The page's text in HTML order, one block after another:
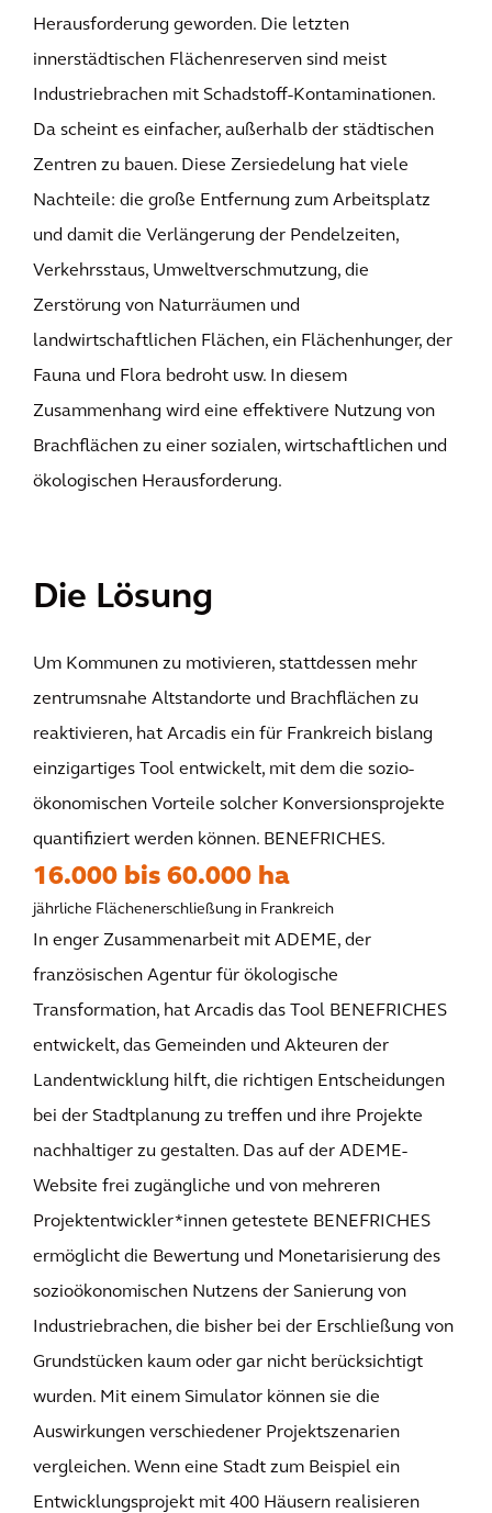
Herausforderung geworden. Die letzten
innerstädtischen Flächenreserven sind meist
Industriebrachen mit Schadstoff-Kontaminationen.
Da scheint es einfacher, außerhalb der städtischen
Zentren zu bauen. Diese Zersiedelung hat viele
Nachteile: die große Entfernung zum Arbeitsplatz
und damit die Verlängerung der Pendelzeiten,
Verkehrsstaus, Umweltverschmutzung, die
Zerstörung von Naturräumen und
landwirtschaftlichen Flächen, ein Flächenhunger, der
Fauna und Flora bedroht usw. In diesem
Zusammenhang wird eine effektivere Nutzung von
Brachflächen zu einer sozialen, wirtschaftlichen und
ökologischen Herausforderung.
Die Lösung
Um Kommunen zu motivieren, stattdessen mehr
zentrumsnahe Altstandorte und Brachflächen zu
reaktivieren, hat Arcadis ein für Frankreich bislang
einzigartiges Tool entwickelt, mit dem die sozio-
ökonomischen Vorteile solcher Konversionsprojekte
quantifiziert werden können. BENEFRICHES.
16.000 bis 60.000 ha
jährliche Flächenerschließung in Frankreich
In enger Zusammenarbeit mit ADEME, der
französischen Agentur für ökologische
Transformation, hat Arcadis das Tool BENEFRICHES
entwickelt, das Gemeinden und Akteuren der
Landentwicklung hilft, die richtigen Entscheidungen
bei der Stadtplanung zu treffen und ihre Projekte
nachhaltiger zu gestalten. Das auf der ADEME-
Website frei zugängliche und von mehreren
Projektentwickler*innen getestete BENEFRICHES
ermöglicht die Bewertung und Monetarisierung des
sozioökonomischen Nutzens der Sanierung von
Industriebrachen, die bisher bei der Erschließung von
Grundstücken kaum oder gar nicht berücksichtigt
wurden. Mit einem Simulator können sie die
Auswirkungen verschiedener Projektszenarien
vergleichen. Wenn eine Stadt zum Beispiel ein
Entwicklungsprojekt mit 400 Häusern realisieren